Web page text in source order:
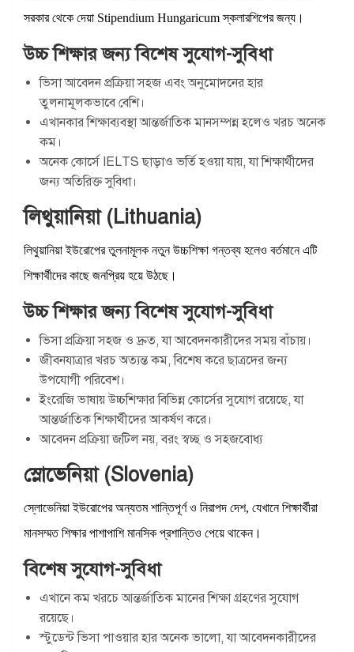
সরকার থেকে দেয়া Stipendium Hungaricum স্কলারশিপের জন্য।
উচ্চ শিক্ষার জন্য বিশেষ সুযোগ-সুবিধা
ভিসা আবেদন প্রক্রিয়া সহজ এবং অনুমোদনের হার
তুলনামূলকভাবে বেশি।
এখানকার শিক্ষাব্যবস্থা আন্তর্জাতিক মানসম্পন্ন হলেও খরচ অনেক
কম।
অনেক কোর্সে IELTS ছাড়াও ভর্তি হওয়া যায়, যা শিক্ষার্থীদের
জন্য অতিরিক্ত সুবিধা।
লিথুয়ানিয়া (Lithuania)
লিথুয়ানিয়া ইউরোপের তুলনামূলক নতুন উচ্চশিক্ষা গন্তব্য হলেও বর্তমানে এটি
শিক্ষার্থীদের কাছে জনপ্রিয় হয়ে উঠছে।
উচ্চ শিক্ষার জন্য বিশেষ সুযোগ-সুবিধা
ভিসা প্রক্রিয়া সহজ ও দ্রুত, যা আবেদনকারীদের সময় বাঁচায়।
জীবনযাত্রার খরচ অত্যন্ত কম, বিশেষ করে ছাত্রদের জন্য
উপযোগী পরিবেশ।
ইংরেজি ভাষায় উচ্চশিক্ষার বিভিন্ন কোর্সের সুযোগ রয়েছে, যা
আন্তর্জাতিক শিক্ষার্থীদের আকর্ষণ করে।
আবেদন প্রক্রিয়া জটিল নয়, বরং স্বচ্ছ ও সহজবোধ্য
স্লোভেনিয়া (Slovenia)
স্লোভেনিয়া ইউরোপের অন্যতম শান্তিপূর্ণ ও নিরাপদ দেশ, যেখানে শিক্ষার্থীরা
মানসম্মত শিক্ষার পাশাপাশি মানসিক প্রশান্তিও পেয়ে থাকেন।
বিশেষ সুযোগ-সুবিধা
এখানে কম খরচে আন্তর্জাতিক মানের শিক্ষা গ্রহণের সুযোগ
রয়েছে।
স্টুডেন্ট ভিসা পাওয়ার হার অনেক ভালো, যা আবেদনকারীদের